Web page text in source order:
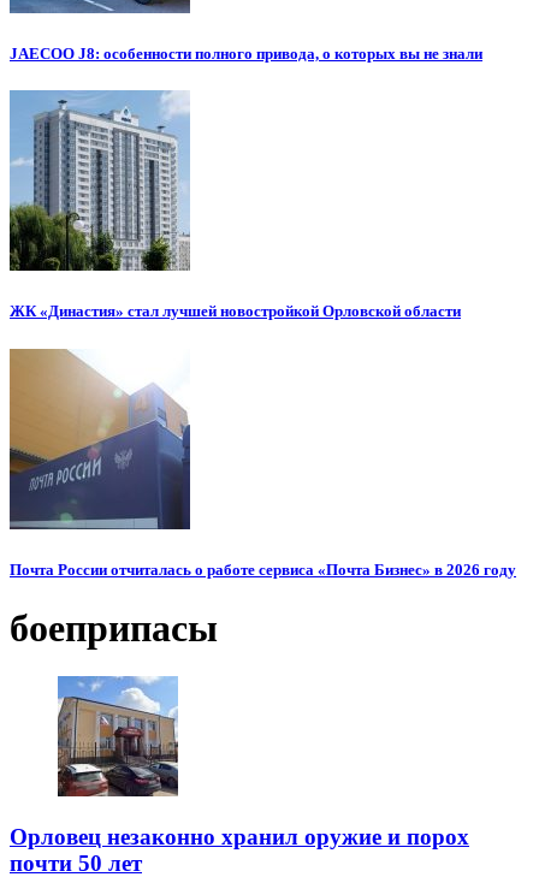
JAECOO J8: особенности полного привода, о которых вы не знали
ЖК «Династия» стал лучшей новостройкой Орловской области
Почта России отчиталась о работе сервиса «Почта Бизнес» в 2026 году
боеприпасы
Орловец незаконно хранил оружие и порох
почти 50 лет